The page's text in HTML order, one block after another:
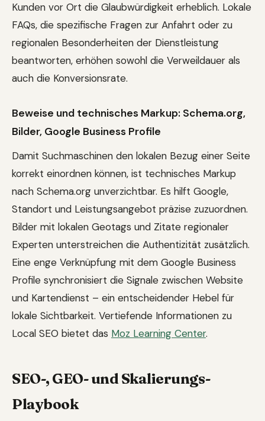
Kunden vor Ort die Glaubwürdigkeit erheblich. Lokale
FAQs, die spezifische Fragen zur Anfahrt oder zu
regionalen Besonderheiten der Dienstleistung
beantworten, erhöhen sowohl die Verweildauer als
auch die Konversionsrate.
Beweise und technisches Markup: Schema.org,
Bilder, Google Business Profile
Damit Suchmaschinen den lokalen Bezug einer Seite
korrekt einordnen können, ist technisches Markup
nach Schema.org unverzichtbar. Es hilft Google,
Standort und Leistungsangebot präzise zuzuordnen.
Bilder mit lokalen Geotags und Zitate regionaler
Experten unterstreichen die Authentizität zusätzlich.
Eine enge Verknüpfung mit dem Google Business
Profile synchronisiert die Signale zwischen Website
und Kartendienst – ein entscheidender Hebel für
lokale Sichtbarkeit. Vertiefende Informationen zu
Local SEO bietet das Moz Learning Center.
SEO-, GEO- und Skalierungs-
Playbook